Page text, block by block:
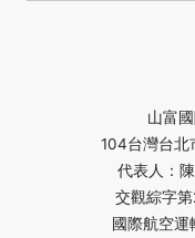
山富
104台灣台北
代表人：
交觀綜字
國際航空